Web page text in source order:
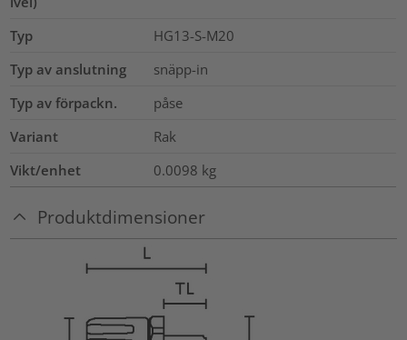
Typ
HG13-S-M20
Typ av anslutning
snäpp-in
Typ av förpackn.
påse
Variant
Rak
Vikt/enhet
0.0098 kg
Produktdimensioner